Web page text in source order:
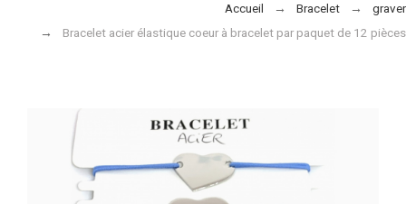
Accueil Bracelet
graver
Bracelet acier élastique coeur à bracelet par paquet de 12 pièces